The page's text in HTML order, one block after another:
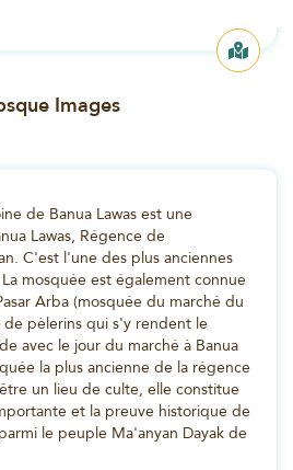
Images
de Banua Lawas est une
Lawas, Régence de
C'est l'une des plus anciennes
mosquée est également connue
Arba (mosquée du marché du
pèlerins qui s'y rendent le
avec le jour du marché à Banua
la plus ancienne de la régence
un lieu de culte, elle constitue
et la preuve historique de
le peuple Ma'anyan Dayak de